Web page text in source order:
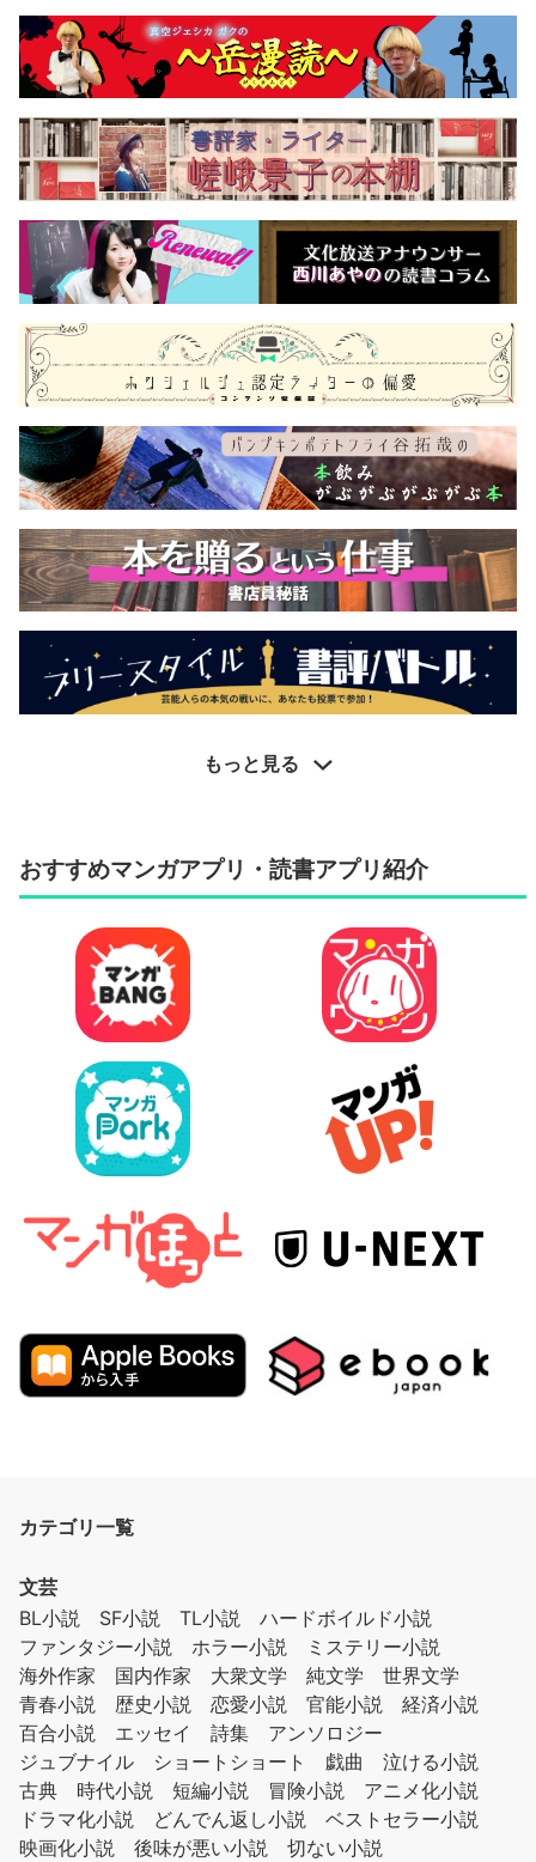
もっと見る
おすすめマンガアプリ・読書アプリ紹介
カテゴリ一覧
文芸
BL小説
SF小説 TL小説
ハードボイルド小説
ファンタジー小説
ホラー小説
ミステリー小説
海外作家
国内作家 大衆文学 純文学
世界文学
青春小説
歴史小説 恋愛小説 官能小説
経済小説
百合小説
エッセイ 詩集
アンソロジー
ジュブナイル
ショートショート 戯曲
泣ける小説
古典
時代小説 短編小説 冒険小説
アニメ化小説
ドラマ化小説
どんでん返し小説
ベストセラー小説
映画化小説
後味が悪い小説
切ない小説